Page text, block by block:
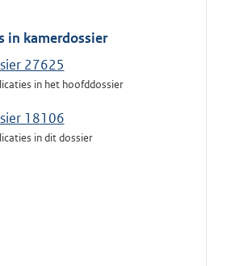
in kamerdossier
27625
in het hoofddossier
18106
in dit dossier